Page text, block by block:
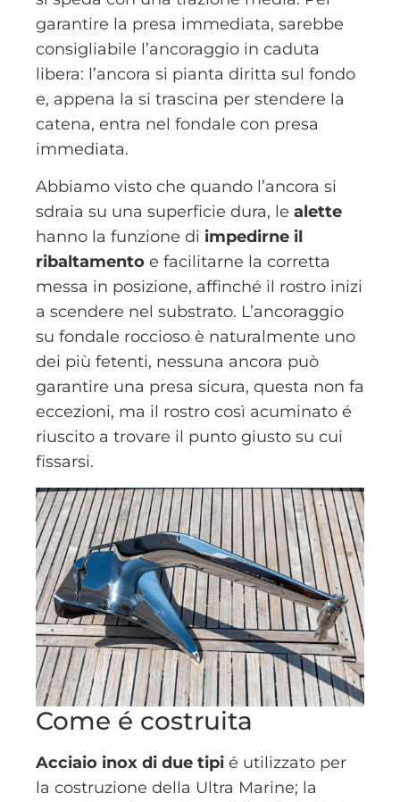
garantire la presa immediata, sarebbe
consigliabile l’ancoraggio in caduta
libera: l’ancora si pianta diritta sul fondo
e, appena la si trascina per stendere la
catena, entra nel fondale con presa
immediata.
Abbiamo visto che quando l’ancora si
sdraia su una superficie dura, le alette
hanno la funzione di impedirne il
ribaltamento e facilitarne la corretta
messa in posizione, affinché il rostro inizi
a scendere nel substrato. L’ancoraggio
su fondale roccioso è naturalmente uno
dei più fetenti, nessuna ancora può
garantire una presa sicura, questa non fa
eccezioni, ma il rostro così acuminato é
riuscito a trovare il punto giusto su cui
fissarsi.
Come é costruita
Acciaio inox di due tipi é utilizzato per
la costruzione della Ultra Marine; la